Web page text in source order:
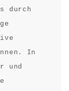
durch
In
und